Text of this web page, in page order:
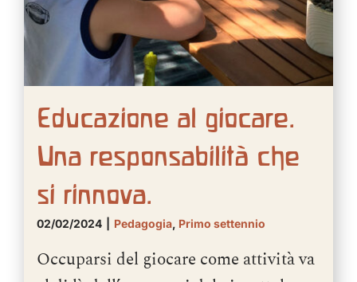
Educazione al giocare.
Una responsabilità che
si rinnova.
02/02/2024 Pedagogia, Primo settennio
Occuparsi del giocare come attività va